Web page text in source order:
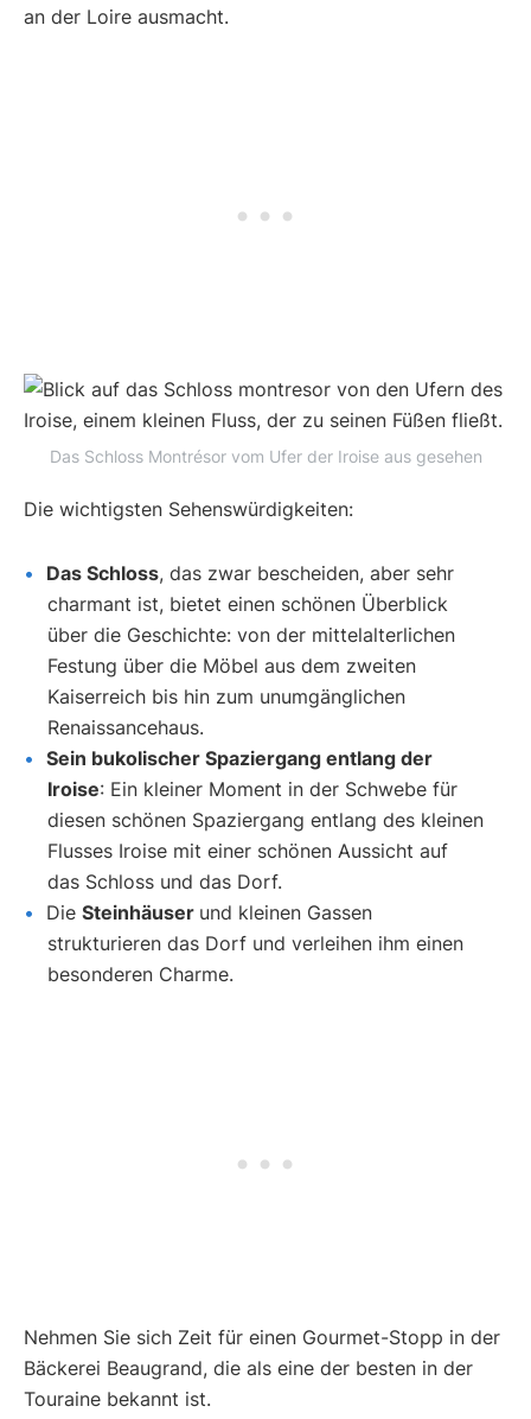
an der Loire ausmacht.
Das Schloss Montrésor vom Ufer der Iroise aus gesehen
Die wichtigsten Sehenswürdigkeiten:
Das Schloss, das zwar bescheiden, aber sehr
charmant ist, bietet einen schönen Überblick
über die Geschichte: von der mittelalterlichen
Festung über die Möbel aus dem zweiten
Kaiserreich bis hin zum unumgänglichen
Renaissancehaus.
Sein bukolischer Spaziergang entlang der
Iroise: Ein kleiner Moment in der Schwebe für
diesen schönen Spaziergang entlang des kleinen
Flusses Iroise mit einer schönen Aussicht auf
das Schloss und das Dorf.
Die Steinhäuser und kleinen Gassen
strukturieren das Dorf und verleihen ihm einen
besonderen Charme.
Nehmen Sie sich Zeit für einen Gourmet-Stopp in der
Bäckerei Beaugrand, die als eine der besten in der
Touraine bekannt ist.